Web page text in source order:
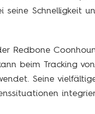
Schnelligkeit
Redbone
beim Tracking
Seine